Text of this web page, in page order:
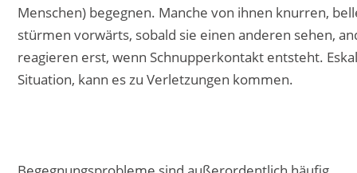
Menschen) begegnen. Manche von ihnen knurren,
stürmen vorwärts, sobald sie einen anderen sehen,
reagieren erst, wenn Schnupperkontakt entsteht.
Situation, kann es zu Verletzungen kommen.